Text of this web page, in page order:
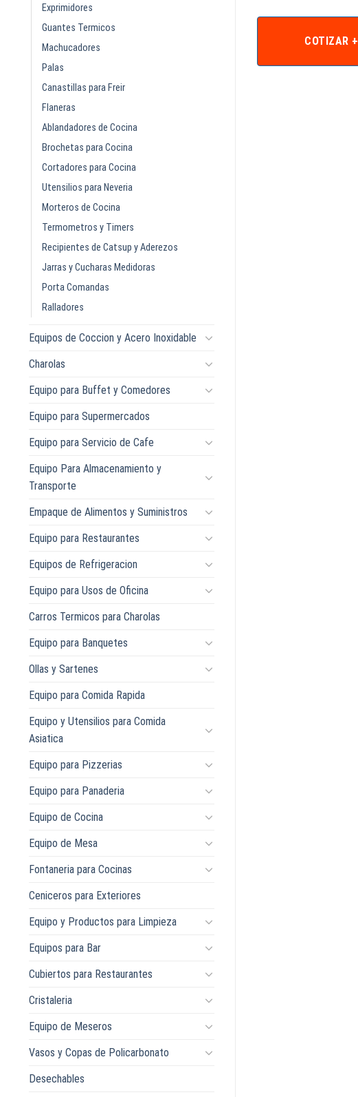
Exprimidores
Guantes Termicos
Machucadores
Palas
Canastillas para Freir
Flaneras
Ablandadores de Cocina
Brochetas para Cocina
Cortadores para Cocina
Utensilios para Neveria
Morteros de Cocina
Termometros y Timers
Recipientes de Catsup y Aderezos
Jarras y Cucharas Medidoras
Porta Comandas
Ralladores
Equipos de Coccion y Acero Inoxidable
Charolas
Equipo para Buffet y Comedores
Equipo para Supermercados
Equipo para Servicio de Cafe
Equipo Para Almacenamiento y
Transporte
Empaque de Alimentos y Suministros
Equipo para Restaurantes
Equipos de Refrigeracion
Equipo para Usos de Oficina
Carros Termicos para Charolas
Equipo para Banquetes
Ollas y Sartenes
Equipo para Comida Rapida
Equipo y Utensilios para Comida
Asiatica
Equipo para Pizzerias
Equipo para Panaderia
Equipo de Cocina
Equipo de Mesa
Fontaneria para Cocinas
Ceniceros para Exteriores
Equipo y Productos para Limpieza
Equipos para Bar
Cubiertos para Restaurantes
Cristaleria
Equipo de Meseros
Vasos y Copas de Policarbonato
Desechables
COTIZAR +